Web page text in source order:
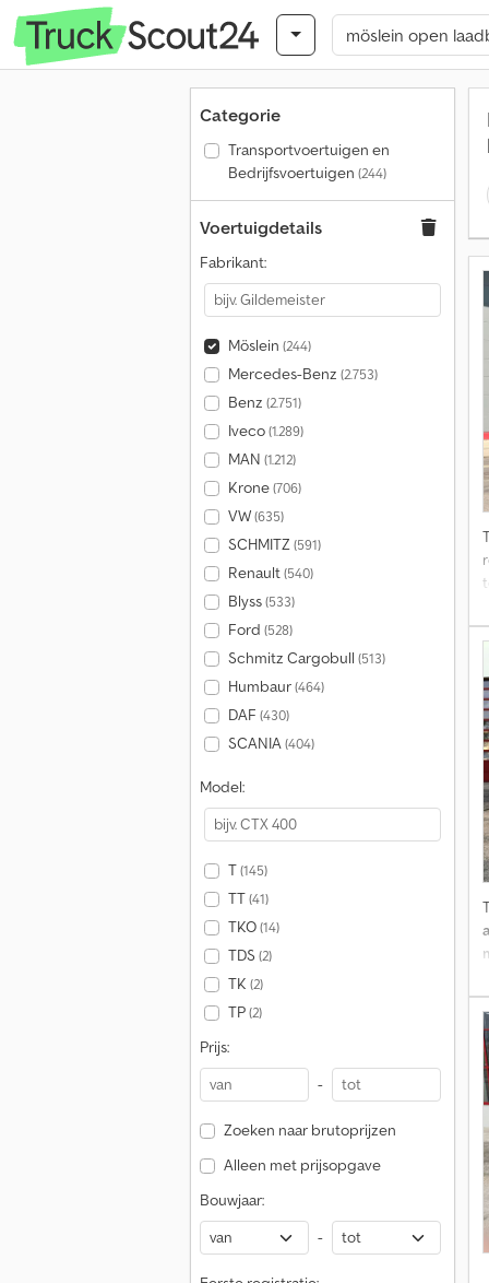
Categorie
Transportvoertuigen en
Bedrijfsvoertuigen (244)
Voertuigdetails
Fabrikant:
Möslein (244)
Mercedes-Benz (2.753)
Benz (2.751)
Iveco(1.289)
MAN (1.212)
Krone(706)
VW(635)
SCHMITZ(591)
Renault(540)
Blyss(533)
Ford (528)
Schmitz Cargobull (513)
Humbaur(464)
DAF (430)
SCANIA(404)
Model:
T(145)
TT(41)
TKO(14)
TDS (2)
TK (2)
TP(2)
Prijs:
-
Zoeken naar brutoprijzen
Alleen met prijsopgave
Bouwjaar:
-